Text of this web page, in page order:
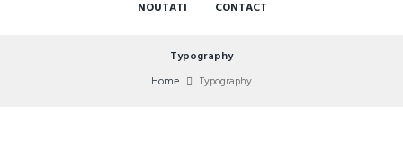
NOUTATI CONTACT
Typography
Home
Typography